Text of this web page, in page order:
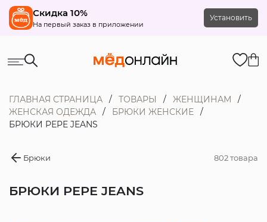
Скидка 10%
На первый заказ в приложении
Установить
ГЛАВНАЯ СТРАНИЦА ТОВАРЫ
ЖЕНЩИНАМ
ЖЕНСКАЯ ОДЕЖДА
БРЮКИ ЖЕНСКИЕ
БРЮКИ PEPE JEANS
Брюки 802 товара
БРЮКИ PEPE JEANS